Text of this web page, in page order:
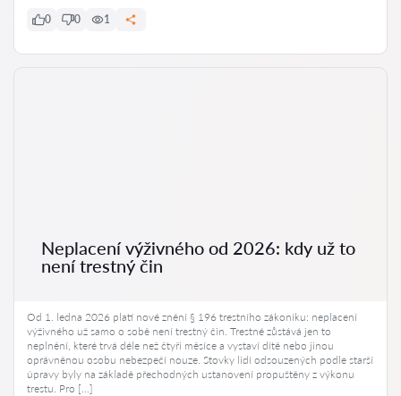
0 0 1
Neplacení výživného od 2026: kdy už to
není trestný čin
Od 1. ledna 2026 platí nové znění § 196 trestního zákoníku: neplacení
výživného už samo o sobě není trestný čin. Trestné zůstává jen to
neplnění, které trvá déle než čtyři měsíce a vystaví dítě nebo jinou
oprávněnou osobu nebezpečí nouze. Stovky lidí odsouzených podle starší
úpravy byly na základě přechodných ustanovení propuštěny z výkonu
trestu. Pro […]